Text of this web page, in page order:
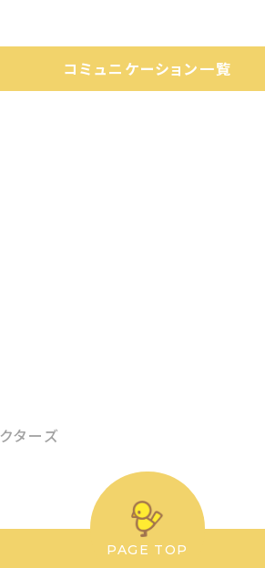
コミュニケーション一覧
ターズ
PAGE TOP